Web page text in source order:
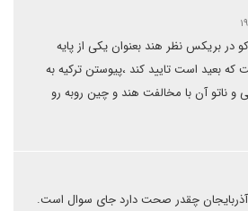
در بریکس نظر هند بعنوان یکی از پایه
بعید است تایید کند ،پیوستن ترکیه به
و ناتو آن با مخالفت هند و چین روبه رو
چقدر صحت دارد جای سوال است.